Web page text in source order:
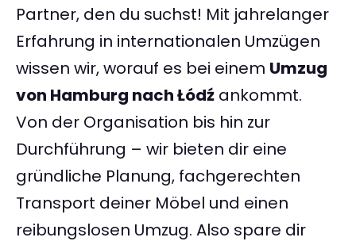
Partner, den du suchst! Mit jahrelanger
Erfahrung in internationalen Umzügen
wissen wir, worauf es bei einem Umzug
von Hamburg nach Łódź ankommt.
Von der Organisation bis hin zur
Durchführung – wir bieten dir eine
gründliche Planung, fachgerechten
Transport deiner Möbel und einen
reibungslosen Umzug. Also spare dir